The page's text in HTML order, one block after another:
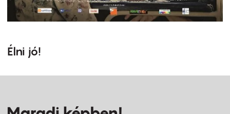
Élni jó!